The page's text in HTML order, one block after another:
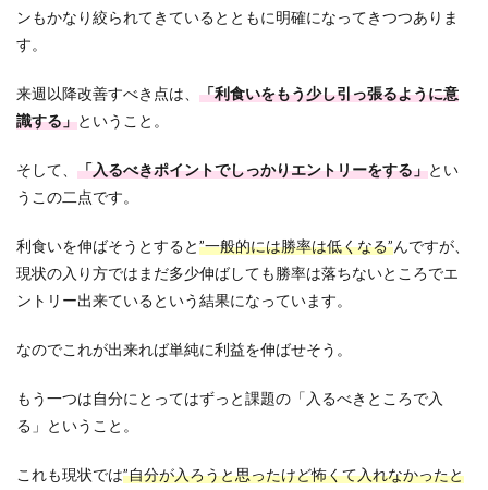
ンもかなり絞られてきているとともに明確になってきつつありま
す。
来週以降改善すべき点は、 「利食いをもう少し引っ張るように意
識する」ということ。
そして、 「入るべきポイントでしっかりエントリーをする」とい
うこの二点です。
利食いを伸ばそうとすると”一般的には勝率は低くなる”んですが、
現状の入り方ではまだ多少伸ばしても勝率は落ちないところでエ
ントリー出来ているという結果になっています。
なのでこれが出来れば単純に利益を伸ばせそう。
もう一つは自分にとってはずっと課題の「入るべきところで入
る」ということ。
これも現状では”自分が入ろうと思ったけど怖くて入れなかったと